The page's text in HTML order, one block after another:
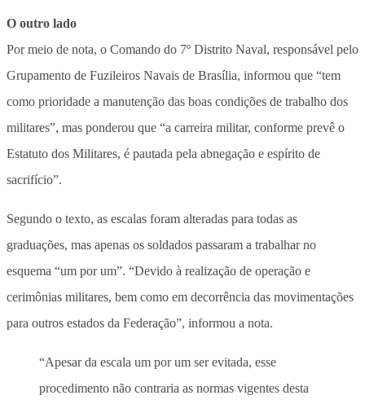
O outro lado
Por meio de nota, o Comando do 7º Distrito Naval, responsável pelo
Grupamento de Fuzileiros Navais de Brasília, informou que “tem
como prioridade a manutenção das boas condições de trabalho dos
militares”, mas ponderou que “a carreira militar, conforme prevê o
Estatuto dos Militares, é pautada pela abnegação e espírito de
sacrifício”.
Segundo o texto, as escalas foram alteradas para todas as
graduações, mas apenas os soldados passaram a trabalhar no
esquema “um por um”. “Devido à realização de operação e
cerimônias militares, bem como em decorrência das movimentações
para outros estados da Federação”, informou a nota.
“Apesar da escala um por um ser evitada, esse
procedimento não contraria as normas vigentes desta